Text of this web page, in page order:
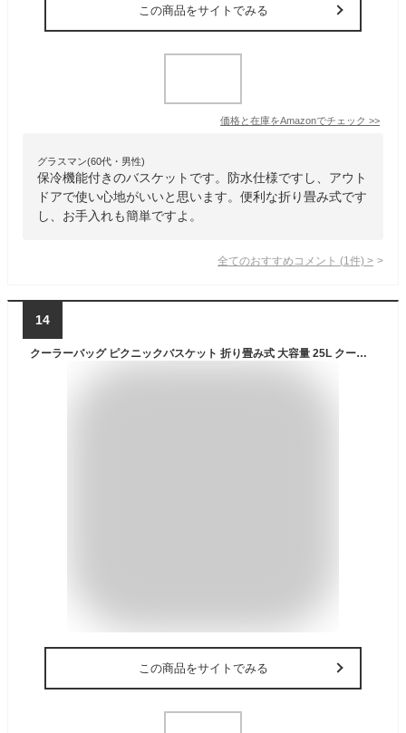
この商品をサイトでみる
価格と在庫をAmazonでチェック >>
グラスマン(60代・男性)
保冷機能付きのバスケットです。防水仕様ですし、アウト
ドアで使い心地がいいと思います。便利な折り畳み式です
し、お手入れも簡単ですよ。
全てのおすすめコメント (1 件) >
14
クーラーバッグ ピクニックバスケット 折り畳み式 大容量 25L クーラーボックス 保温保冷バッグ 釣り キャンプ バーベキュー 徒歩 運動会
この商品をサイトでみる